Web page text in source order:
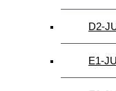
D2-
E1-